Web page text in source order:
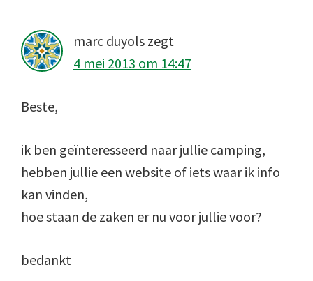
marc duyols zegt
4 mei 2013 om 14:47
Beste,
ik ben geïnteresseerd naar jullie camping,
hebben jullie een website of iets waar ik info
kan vinden,
hoe staan de zaken er nu voor jullie voor?
bedankt